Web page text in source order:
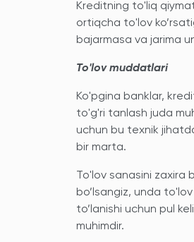
Kreditning to'liq
ortiqcha to'lov
bajarmasa va jarima
To'lov muddatlari
Ko'pgina banklar,
to'g'ri tanlash juda
uchun bu texnik
bir marta.
To'lov sanasini
bo’lsangiz, unda
to’lanishi uchun pul
muhimdir.